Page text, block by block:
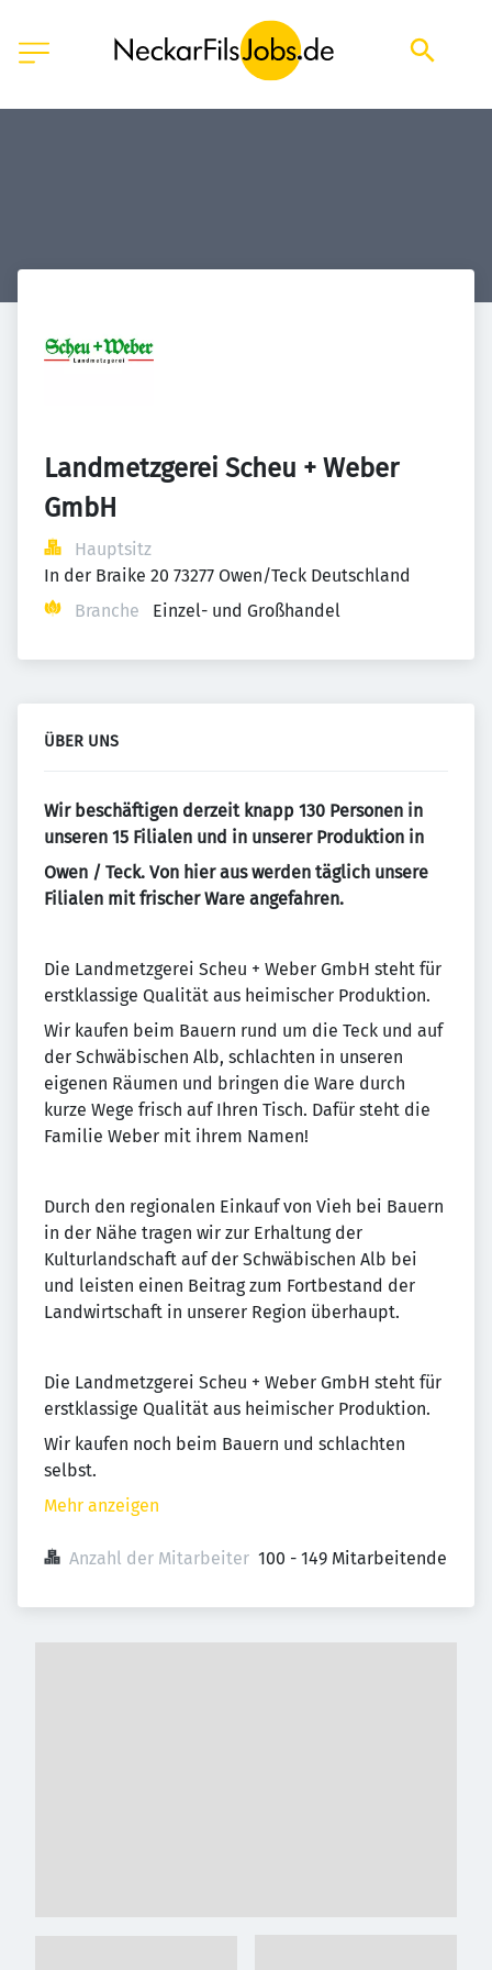
Landmetzgerei Scheu + Weber
GmbH
Hauptsitz
In der Braike 20 73277 Owen/Teck Deutschland
Branche
Einzel- und Großhandel
ÜBER UNS
Wir beschäftigen derzeit knapp 130 Personen in
unseren 15 Filialen und in unserer Produktion in
Owen / Teck. Von hier aus werden täglich unsere
Filialen mit frischer Ware angefahren.
Die Landmetzgerei Scheu + Weber GmbH steht für
erstklassige Qualität aus heimischer Produktion.
Wir kaufen beim Bauern rund um die Teck und auf
der Schwäbischen Alb, schlachten in unseren
eigenen Räumen und bringen die Ware durch
kurze Wege frisch auf Ihren Tisch. Dafür steht die
Familie Weber mit ihrem Namen!
Durch den regionalen Einkauf von Vieh bei Bauern
in der Nähe tragen wir zur Erhaltung der
Kulturlandschaft auf der Schwäbischen Alb bei
und leisten einen Beitrag zum Fortbestand der
Landwirtschaft in unserer Region überhaupt.
Die Landmetzgerei Scheu + Weber GmbH steht für
erstklassige Qualität aus heimischer Produktion.
Wir kaufen noch beim Bauern und schlachten
selbst.
Mehr anzeigen
Anzahl der Mitarbeiter 100 - 149 Mitarbeitende